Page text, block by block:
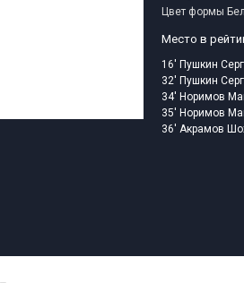
Цвет формы
Место в
16' Пушкин
32' Пушкин
34' Норимов
35' Норимов
36' Акрамов